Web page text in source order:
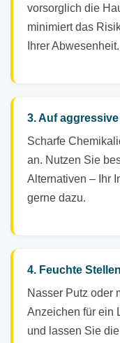
vorsorglich die
minimiert das
Ihrer Abwesenheit.
3. Auf
Scharfe
an. Nutzen Sie
Alternativen – Ihr
gerne dazu.
4. Feuchte
Nasser Putz oder
Anzeichen für ein
und lassen Sie